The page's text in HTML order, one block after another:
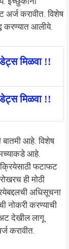
अर्ज करावीत. विशेष
करण्यात आलीये.
मिळवा !!
मिळवा !!
बातमी आहे. विशेष
आहे.
फटाफट
ही मोठी
अधिसूचना
नोकरी करण्याची
देखील लागू
करावीत.